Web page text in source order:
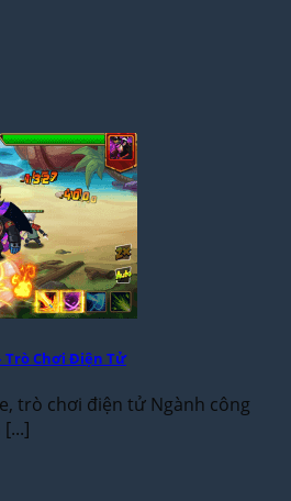
Trò Chơi Điện Tử
trò chơi điện tử Ngành công